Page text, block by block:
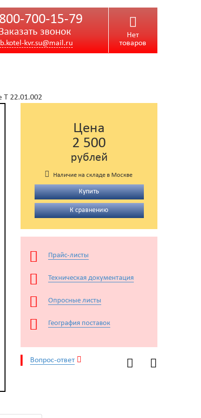
700-15-79
звонок
kvr.su@mail.ru
Нет
товаров
Т 22.01.002
Цена
2 500
рублей
Наличие на складе в Москве
Купить
К сравнению
Прайс-листы
Техническая документация
Опросные листы
География поставок
Вопрос-ответ